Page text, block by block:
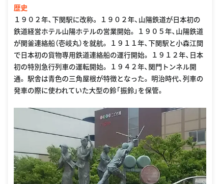
歴史
１９０２年、下関駅に改称。 １９０２年、山陽鉄道が日本初の
鉄道経営ホテル山陽ホテルの営業開始。 １９０５年、山陽鉄道
が関釜連絡船（壱岐丸）を就航。 １９１１年、下関駅と小森江間
で日本初の貨物専用鉄道連絡船の運行開始。 １９１２年、日本
初の特別急行列車の運転開始。 １９４２年、関門トンネル開
通。 駅舎は青色の三角屋根が特徴となった。 明治時代、列車の
発車の際に使われていた大型の鈴「振鈴」を保管。